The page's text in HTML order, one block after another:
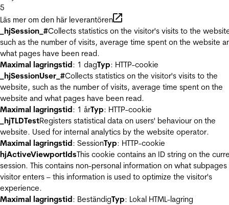
5
Läs mer om den här leverantören
_hjSession_#Collects statistics on the visitor's visits to the
such as the number of visits, average time spent on the website
what pages have been read.
Maximal lagringstid: 1 dagTyp: HTTP-cookie
_hjSessionUser_#Collects statistics on the visitor's visits to the
website, such as the number of visits, average time spent on the
website and what pages have been read.
Maximal lagringstid: 1 årTyp: HTTP-cookie
_hjTLDTestRegisters statistical data on users' behaviour on the
website. Used for internal analytics by the website operator.
Maximal lagringstid: SessionTyp: HTTP-cookie
hjActiveViewportIdsThis cookie contains an ID string on the
session. This contains non-personal information on what
visitor enters – this information is used to optimize the visitor's
experience.
Maximal lagringstid: BeständigTyp: Lokal HTML-lagring